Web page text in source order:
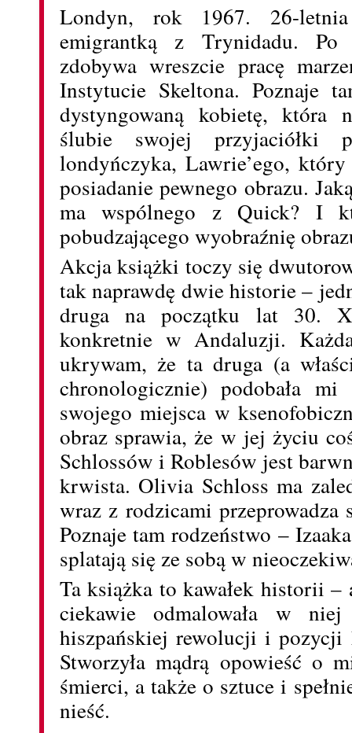
Londyn, rok 1967. 26-
emigrantką z Trynidadu. Po
zdobywa wreszcie pracę
Instytucie Skeltona. Poznaje
dystyngowaną kobietę,
ślubie swojej przyjaciółki
londyńczyka, Lawrie’ego,
posiadanie pewnego obrazu.
ma wspólnego z Quick? I
pobudzającego wyobraźnię
Akcja książki toczy się
tak naprawdę dwie historie –
druga na początku lat 30.
konkretnie w Andaluzji.
ukrywam, że ta druga (a
chronologicznie) podobała
swojego miejsca w
obraz sprawia, że w jej życiu
Schlossów i Roblesów jest
krwista. Olivia Schloss ma
wraz z rodzicami przeprowadza
Poznaje tam rodzeństwo –
splatają się ze sobą w
Ta książka to kawałek historii
ciekawie odmalowała w
hiszpańskiej rewolucji i pozycji
Stworzyła mądrą opowieść o
śmierci, a także o sztuce i
nieść.